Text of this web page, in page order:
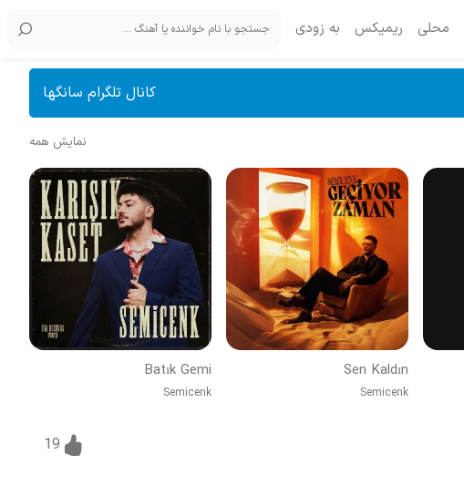
محلی ریمیکس به زودی
کانال تلگرام سانگها
نمایش همه
Sen Kaldın
Semicenk
Batık Gemi
Semicenk
19